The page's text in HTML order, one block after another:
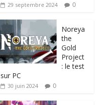
29 septembre 2024 0
Noreya
the
Gold
Project
: le test
sur PC
30 juin 2024 0